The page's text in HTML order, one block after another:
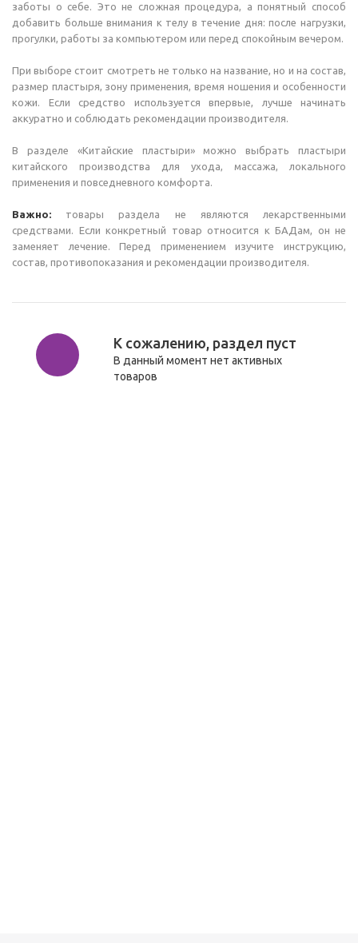
заботы о себе. Это не сложная процедура, а понятный способ
добавить больше внимания к телу в течение дня: после нагрузки,
прогулки, работы за компьютером или перед спокойным вечером.
При выборе стоит смотреть не только на название, но и на состав,
размер пластыря, зону применения, время ношения и особенности
кожи. Если средство используется впервые, лучше начинать
аккуратно и соблюдать рекомендации производителя.
В разделе «Китайские пластыри» можно выбрать пластыри
китайского производства для ухода, массажа, локального
применения и повседневного комфорта.
Важно: товары раздела не являются лекарственными
средствами. Если конкретный товар относится к БАДам, он не
заменяет лечение. Перед применением изучите инструкцию,
состав, противопоказания и рекомендации производителя.
К сожалению, раздел пуст
В данный момент нет активных
товаров